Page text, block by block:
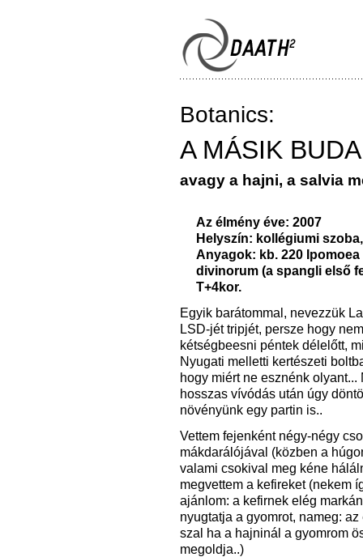
Botanics:
A MÁSIK
avagy a hajni, a salvia
Az élmény éve: 2007
Helyszín: kollégiumi
Anyagok: kb. 220
divinorum (a spangli első
T+4kor.
Egyik barátommal, nevezzük
LSD-jét tripjét, persze hogy
kétségbeesni péntek délelőtt,
Nyugati melletti kertészeti
hogy miért ne esznénk
hosszas vívódás után úgy
növényünk egy partin is..
Vettem fejenként négy-négy
mákdarálójával (közben a
valami csokival meg kéne
megvettem a kefireket (nekem
ajánlom: a kefirnek elég
nyugtatja a gyomrot, nameg:
szal ha a hajninál a gyomrom
megoldja..)